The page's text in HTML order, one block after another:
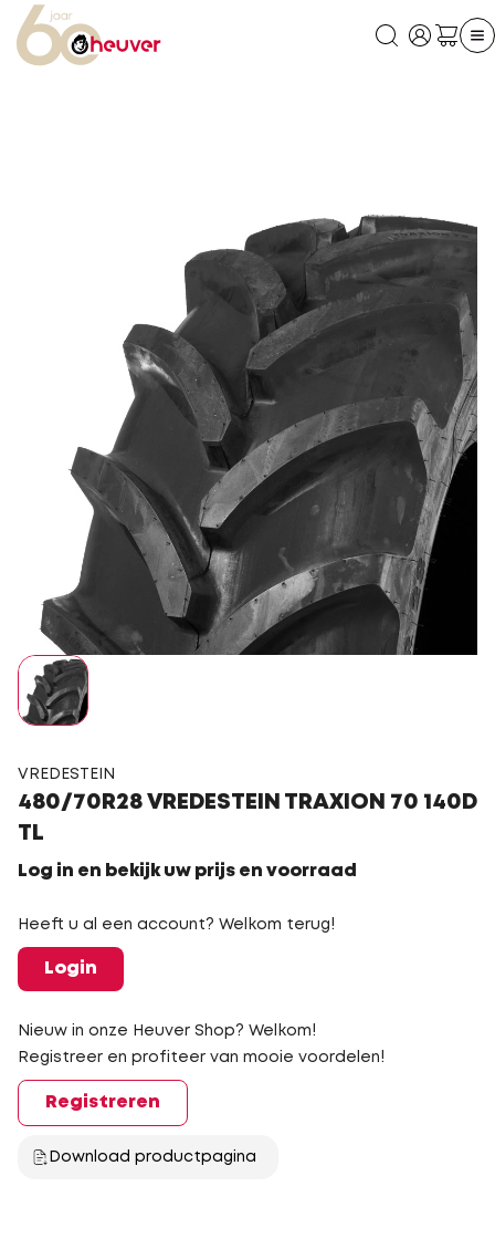
VREDESTEIN
480/70R28 VREDESTEIN TRAXION 70 140D
TL
Log in en bekijk uw prijs en voorraad
Heeft u al een account? Welkom terug!
Login
Nieuw in onze Heuver Shop? Welkom!
Registreer en profiteer van mooie voordelen!
Registreren
Download productpagina